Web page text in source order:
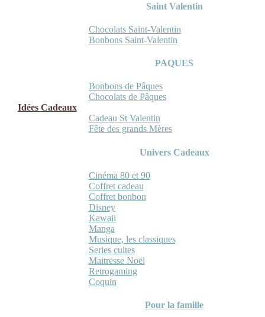
Saint Valentin
Chocolats Saint-Valentin
Bonbons Saint-Valentin
PAQUES
Bonbons de Pâques
Chocolats de Pâques
Idées Cadeaux
Cadeau St Valentin
Fête des grands Mères
Univers Cadeaux
Cinéma 80 et 90
Coffret cadeau
Coffret bonbon
Disney
Kawaii
Manga
Musique, les classiques
Series cultes
Maitresse Noël
Retrogaming
Coquin
Pour la famille